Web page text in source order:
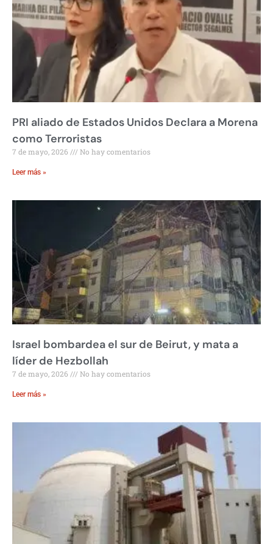
PRI aliado de Estados Unidos Declara a Morena
como Terroristas
7 de mayo, 2026 No hay comentarios
Leer más »
Israel bombardea el sur de Beirut, y mata a
líder de Hezbollah
7 de mayo, 2026 No hay comentarios
Leer más »